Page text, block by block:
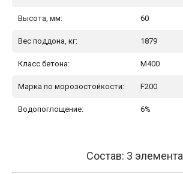
Высота, мм: 60
Вес поддона, кг: 1879
Класс бетона: М400
Марка по морозостойкости: F200
Водопоглощение: 6%
Состав: 3 элемента